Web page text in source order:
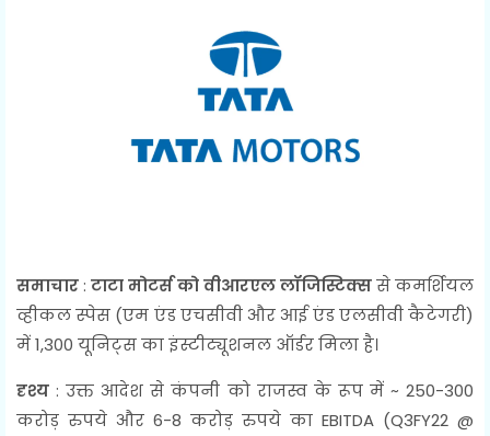
समाचार: टाटा मोटर्स को वीआरएल लॉजिस्टिक्ससे कमर्शियल
व्हीकल स्पेस (एम एंड एचसीवी और आई एंड एलसीवी कैटेगरी)
में 1,300 यूनिट्स का इंस्टीट्यूशनल ऑर्डर मिला है।
दृश्य: उक्त आदेश से कंपनी को राजस्व के रूप में ~ 250-300
करोड़ रुपये और 6-8 करोड़ रुपये का EBITDA (Q3FY22 @